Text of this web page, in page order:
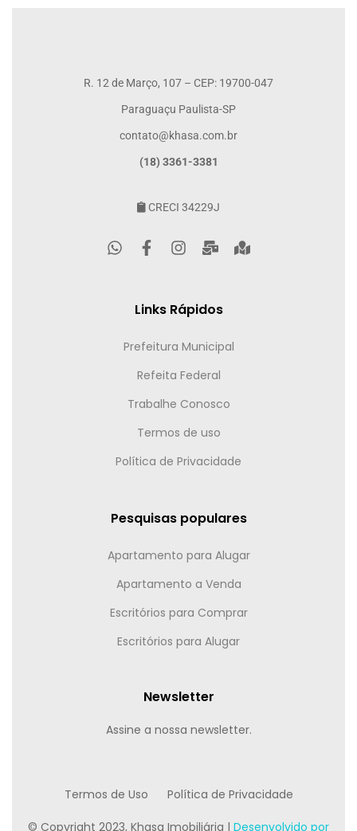
R. 12 de Março, 107 – CEP: 19700-047
Paraguaçu Paulista-SP
contato@khasa.com.br
(18) 3361-3381
CRECI 34229J
Links Rápidos
Prefeitura Municipal
Refeita Federal
Trabalhe Conosco
Termos de uso
Política de Privacidade
Pesquisas populares
Apartamento para Alugar
Apartamento a Venda
Escritórios para Comprar
Escritórios para Alugar
Newsletter
Assine a nossa newsletter.
Termos de Uso Política de Privacidade
© Copyright 2023, Khasa Imobiliária | Desenvolvido por